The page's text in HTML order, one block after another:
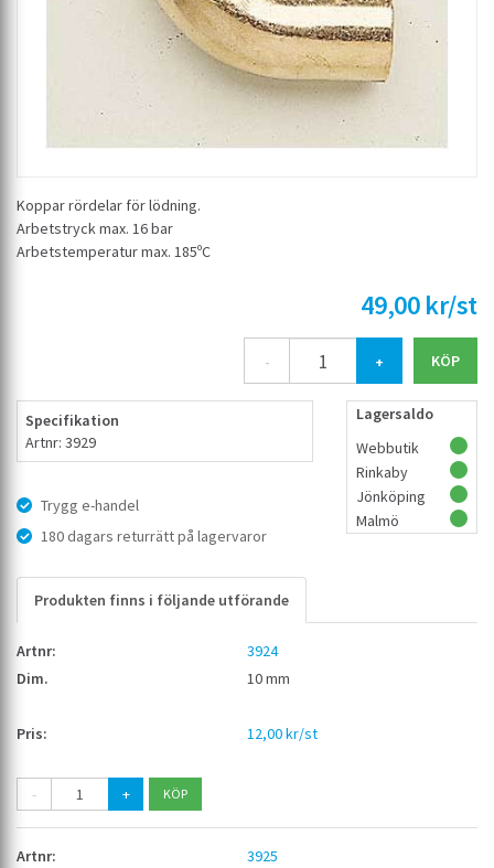
Koppar rördelar för lödning.
Arbetstryck max. 16 bar
Arbetstemperatur max. 185ºC
49,00 kr/st
- +
Specifikation
Artnr: 3929
Trygg e-handel
180 dagars returrätt på lagervaror
Lagersaldo
Webbutik
Rinkaby
Jönköping
Malmö
Produkten finns i följande utförande
3924
10 mm
12,00 kr/st
- +
3925